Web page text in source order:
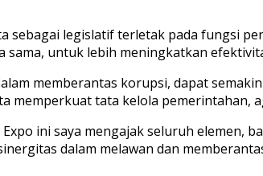
sebagai legislatif terletak pada fungsi
untuk lebih meningkatkan
memberantas korupsi, dapat
memperkuat tata kelola pemerintahan,
ini saya mengajak seluruh elemen,
dalam melawan dan